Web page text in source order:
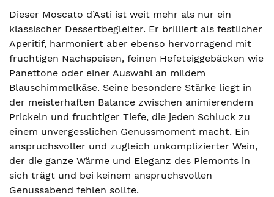
Dieser Moscato d’Asti ist weit mehr als nur ein
klassischer Dessertbegleiter. Er brilliert als festlicher
Aperitif, harmoniert aber ebenso hervorragend mit
fruchtigen Nachspeisen, feinen Hefeteiggebäcken wie
Panettone oder einer Auswahl an mildem
Blauschimmelkäse. Seine besondere Stärke liegt in
der meisterhaften Balance zwischen animierendem
Prickeln und fruchtiger Tiefe, die jeden Schluck zu
einem unvergesslichen Genussmoment macht. Ein
anspruchsvoller und zugleich unkomplizierter Wein,
der die ganze Wärme und Eleganz des Piemonts in
sich trägt und bei keinem anspruchsvollen
Genussabend fehlen sollte.